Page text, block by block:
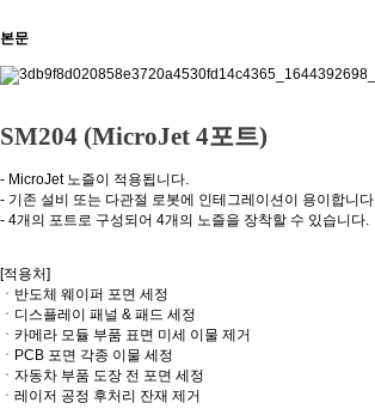
본문
SM204 (MicroJet 4포트)
- MicroJet 노즐이 적용됩니다.
- 기존 설비 또는 다관절 로봇에 인테그레이션이 용이합니다.
- 4개의 포트로 구성되어 4개의 노즐을 장착할 수 있습니다.
[적용처]
ㆍ반도체 웨이퍼 포면 세정
ㆍ디스플레이 패널 & 패드 세정
ㆍ카메라 모듈 부품 표면 미세 이물 제거
ㆍPCB 포면 각종 이물 세정
ㆍ자동차 부품 도장 전 포면 세정
ㆍ레이저 공정 후처리 잔재 제거